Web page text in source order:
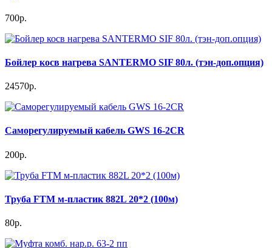
700р.
Бойлер косв нагрева SANTERMO SIF 80л. (тэн-доп.опция)
24570р.
Саморегулируемый кабель GWS 16-2CR
200р.
Труба FTM м-пластик 882L 20*2 (100м)
80р.